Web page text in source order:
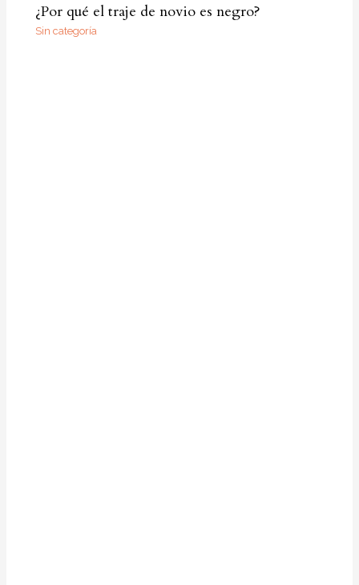
¿Por qué el traje de novio es negro?
Sin categoría